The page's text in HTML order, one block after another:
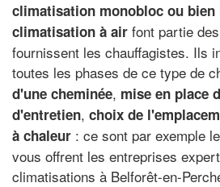
climatisation monobloc ou
climatisation à air font partie
fournissent les chauffagistes. Ils
toutes les phases de ce type de
d'une cheminée, mise en place
d'entretien, choix de
à chaleur : ce sont par exemple
vous offrent les entreprises
climatisations à Belforêt-en-